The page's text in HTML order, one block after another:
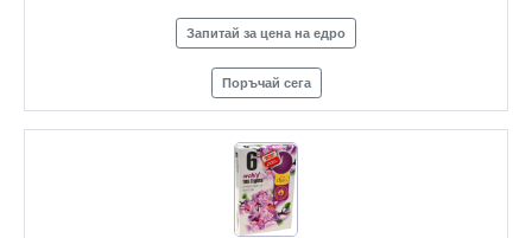
Запитай за цена на едро
Поръчай сега